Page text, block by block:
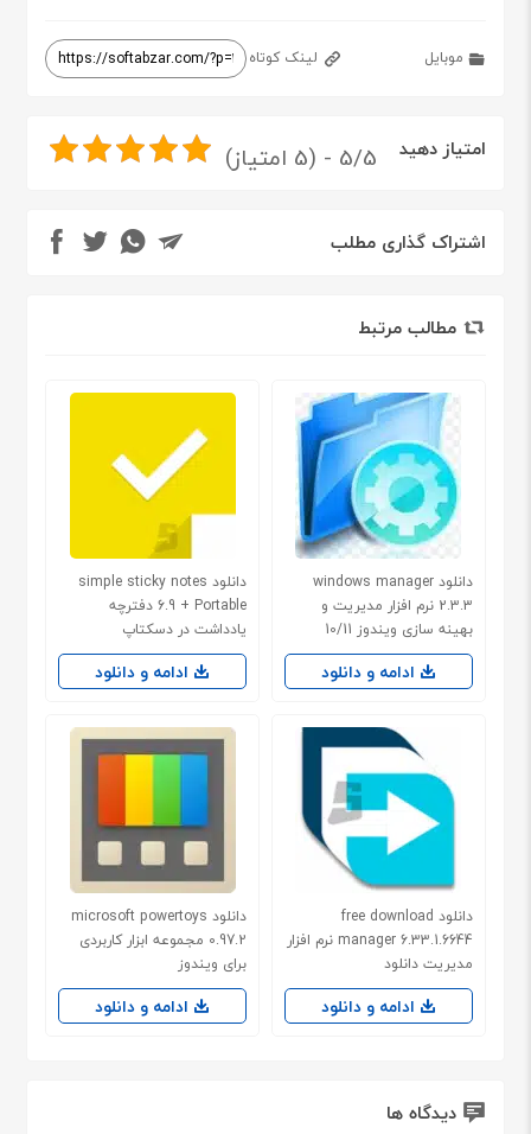
موبایل لینک کوتاه
امتیاز دهید 5/5 - (5 امتیاز)
اشتراک گذاری مطلب
مطالب مرتبط
دانلود windows manager
2.3.3 نرم افزار مدیریت و
بهینه سازی ویندوز 10/11
ادامه و دانلود
دانلود simple sticky notes
6.9 + Portable دفترچه
یادداشت در دسکتاپ
ادامه و دانلود
دانلود free download
manager 6.33.1.6644 نرم افزار
مدیریت دانلود
ادامه و دانلود
دانلود microsoft powertoys
0.97.2 مجموعه ابزار کاربردی
برای ویندوز
ادامه و دانلود
دیدگاه ها